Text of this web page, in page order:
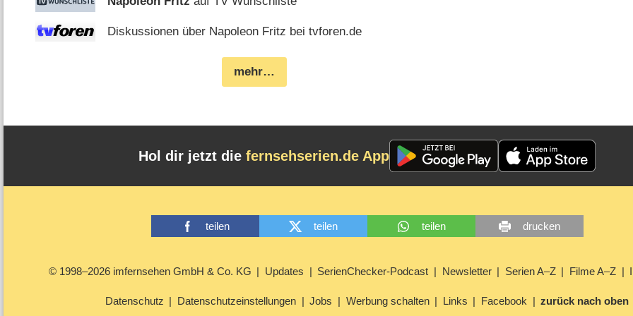
Diskussionen über Napoleon Fritz bei tvforen.de
mehr…
Hol dir jetzt die fernsehserien.de App
teilen teilen teilen drucken
© 1998–2026 imfernsehen GmbH & Co. KG Updates SerienChecker-Podcast Newsletter Serien A–Z Filme A–Z
Datenschutz Datenschutzeinstellungen Jobs Werbung schalten Links Facebook zurück nach oben